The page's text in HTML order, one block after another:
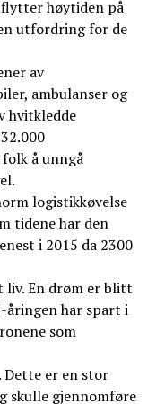
flytter høytiden på
utfordring for de
av
ambulanser og
hvitkledde
å unngå
logistikkøvelse
tidene har den
i 2015 da 2300
liv. En drøm er blitt
åringen har spart i
som
Dette er en stor
skulle gjennomføre